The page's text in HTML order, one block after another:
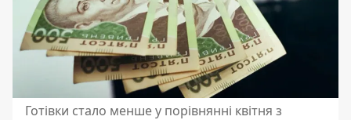
Готівки стало менше у порівнянні квітня з